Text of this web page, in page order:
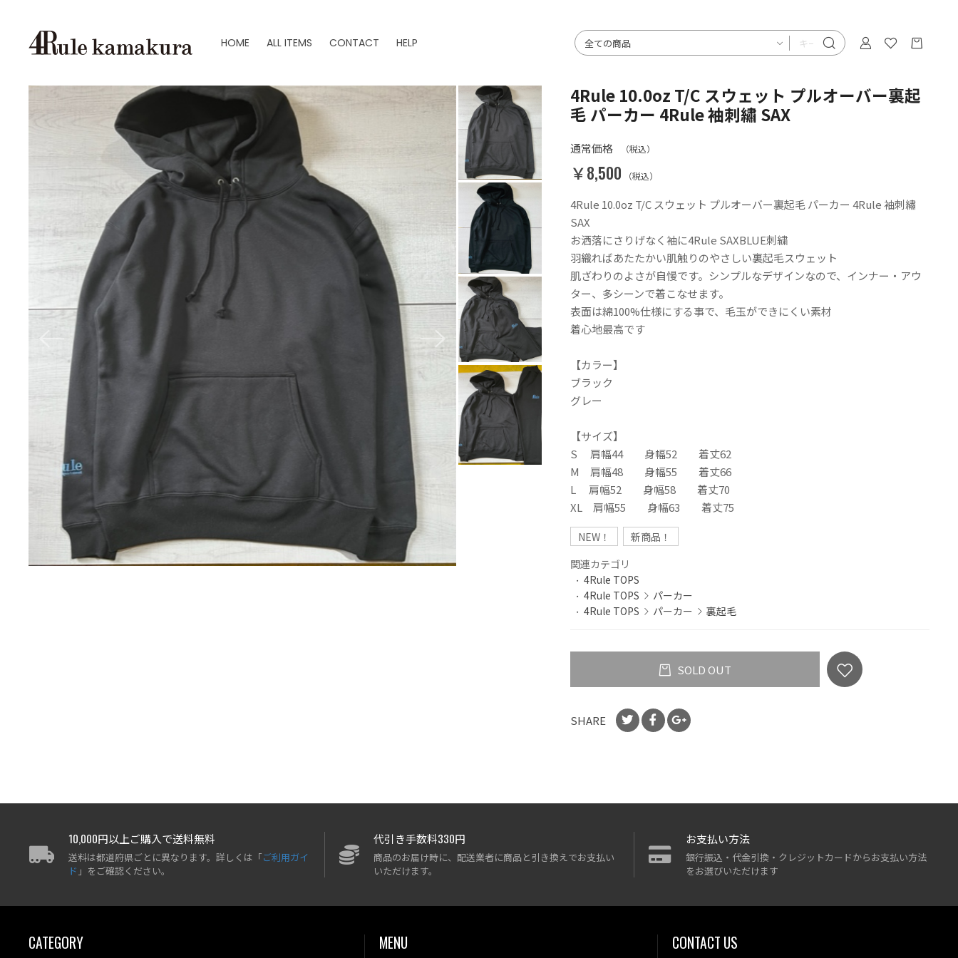
HOME ALL ITEMS CONTACT HELP
4Rule 10.0oz T/C スウェット プルオーバー裏起
毛 パーカー 4Rule 袖刺繡 SAX
通常価格 （税込）
￥8,500 （税込）
4Rule 10.0oz T/C スウェット プルオーバー裏起毛 パーカー 4Rule 袖刺繡
SAX
お洒落にさりげなく袖に4Rule SAXBLUE刺繍
羽織ればあたたかい肌触りのやさしい裏起毛スウェット
肌ざわりのよさが自慢です。シンプルなデザインなので、インナー・アウ
ター、多シーンで着こなせます。
表面は綿100%仕様にする事で、毛玉ができにくい素材
着心地最高です
【カラー】
ブラック
グレー
【サイズ】
S 肩幅44 身幅52 着丈62
M 肩幅48 身幅55 着丈66
L 肩幅52 身幅58 着丈70
XL 肩幅55 身幅63 着丈75
NEW！
新商品！
関連カテゴリ
4Rule TOPS
4Rule TOPS
パーカー
4Rule TOPS
パーカー 裏起毛
SOLD OUT
SHARE
10,000円以上ご購入で送料無料
送料は都道府県ごとに異なります。詳しくは「ご利用ガイ
ド 」をご確認ください。
代引き手数料330円
商品のお届け時に、配送業者に商品と引き換えでお支払い
いただけます。
お支払い方法
銀行振込・代金引換・クレジットカードからお支払い方法
をお選びいただけます
CATEGORY MENU CONTACT US